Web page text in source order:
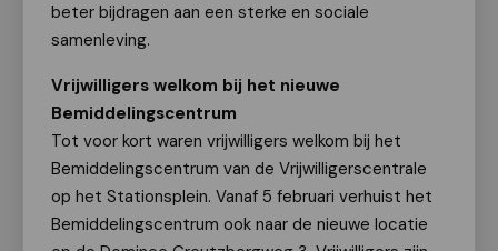
beter bijdragen aan een sterke en sociale
samenleving.
Vrijwilligers welkom bij het nieuwe
Bemiddelingscentrum
Tot voor kort waren vrijwilligers welkom bij het
Bemiddelingscentrum van de Vrijwilligerscentrale
op het Stationsplein. Vanaf 5 februari verhuist het
Bemiddelingscentrum ook naar de nieuwe locatie